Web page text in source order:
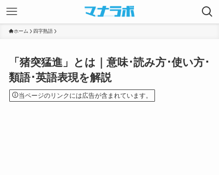
ホーム 四字熟語
「猪突猛進」とは｜意味･読み方･使い方･
類語･英語表現を解説
当ページのリンクには広告が含まれています。